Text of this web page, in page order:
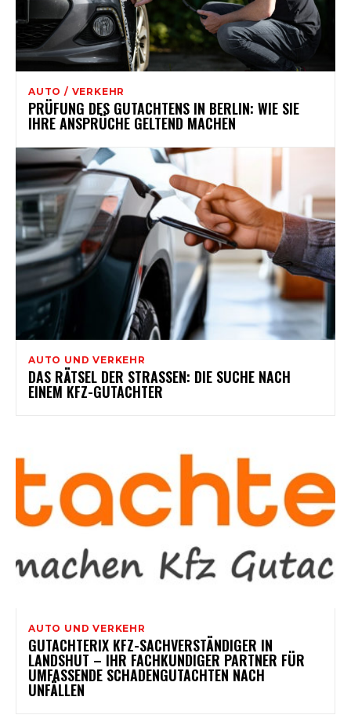
AUTO / VERKEHR
PRÜFUNG DES GUTACHTENS IN BERLIN: WIE SIE
IHRE ANSPRÜCHE GELTEND MACHEN
AUTO UND VERKEHR
DAS RÄTSEL DER STRASSEN: DIE SUCHE NACH E
INEM KFZ-GUTACHTER
AUTO UND VERKEHR
GUTACHTERIX KFZ-SACHVERSTÄNDIGER IN
LANDSHUT – IHR FACHKUNDIGER PARTNER FÜR
UMFASSENDE SCHADENGUTACHTEN NACH
UNFÄLLEN